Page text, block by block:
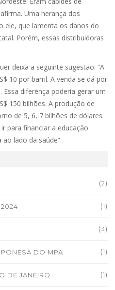
Uma herança dos
ele, que lamenta os danos do
Porém, essas distribuidoras
deixa a seguinte sugestão: “A
10 por barril. A venda se dá por
diferença poderia gerar um
150 bilhões. A produção de
de 5, 6, 7 bilhões de dólares
para financiar a educação
lado da saúde”.
(2)
(1)
(3)
DO MPA (1)
DE JANEIRO (1)